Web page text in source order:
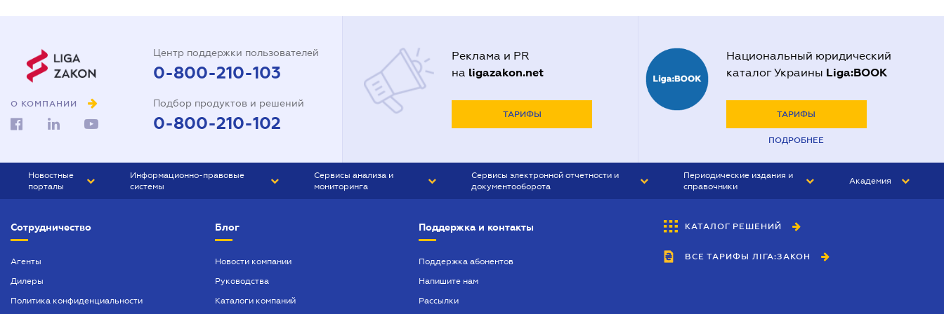
О КОМПАНИИ
Центр поддержки пользователей
0-800-210-103
Подбор продуктов и решений
0-800-210-102
Реклама и PR
на ligazakon.net
ТАРИФЫ
Национальный юридический
каталог Украины Liga:BOOK
ТАРИФЫ
ПОДРОБНЕЕ
Новостные
порталы
БИЗНЕС
Информационно-правовые
системы
БУХГАЛТЕР ПРОФ
ЮРИСТ ПРОФ
Сервисы анализа и
мониторинга
Сервисы электронной отчетности и
документооборота
Периодические издания и
справочники
БУХГАЛТЕР&ЗАКОН
ВЕСТНИК МСФО
Академия
Сотрудничество
Агенты
Дилеры
Политика конфиденциальности
Блог
Новости компании
Руководства
Каталоги компаний
Поддержка и контакты
Поддержка абонентов
Напишите нам
Рассылки
КАТАЛОГ РЕШЕНИЙ
ВСЕ ТАРИФЫ ЛІГА:ЗАКОН